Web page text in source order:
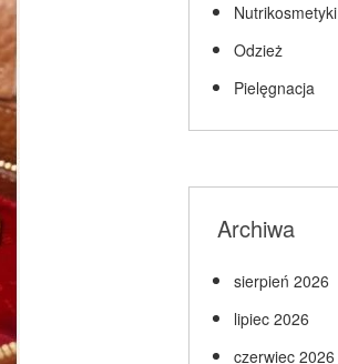
Nutrikosmetyki
Odzież
Pielęgnacja
Archiwa
sierpień 2026
lipiec 2026
czerwiec 2026